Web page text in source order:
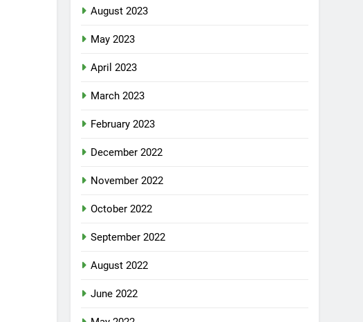
August 2023
May 2023
April 2023
March 2023
February 2023
December 2022
November 2022
October 2022
September 2022
August 2022
June 2022